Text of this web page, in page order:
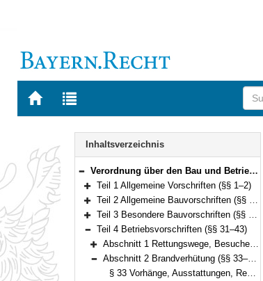
Zur
BAYERN.RECHT
Zur
letzten
Navigation
Inhaltsverzeichnis
Bereich reduzieren
Verordnung über den Bau und Betrieb von Versammlungsstätten (Versammlungsstättenverordnung – VStättV) Vom 2. November 2007 (GVBl. S. 736) BayRS 2132-1-5-B (§§ 1–49)
Bereich erweitern
Teil 1 Allgemeine Vorschriften (§§ 1–2)
Bereich erweitern
Teil 2 Allgemeine Bauvorschriften (§§ 3–21)
Bereich erweitern
Teil 3 Besondere Bauvorschriften (§§ 22–30)
Bereich reduzieren
Teil 4 Betriebsvorschriften (§§ 31–43)
Bereich erweitern
Abschnitt 1 Rettungswege, Besucherplätze (§§ 31–32)
Bereich reduzieren
Abschnitt 2 Brandverhütung (§§ 33–35)
§ 33 Vorhänge, Ausstattungen, Requisiten und Ausschmückungen